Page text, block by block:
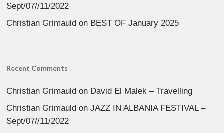
Sept/07//11/2022
Christian Grimauld on BEST OF January 2025
Recent Comments
Christian Grimauld on David El Malek – Travelling
Christian Grimauld onJAZZ IN ALBANIA FESTIVAL –
Sept/07//11/2022